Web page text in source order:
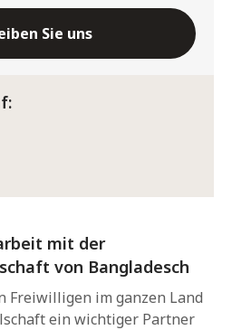
Sie uns
mit der
von Bangladesch
Freiwilligen im ganzen Land
ein wichtiger Partner